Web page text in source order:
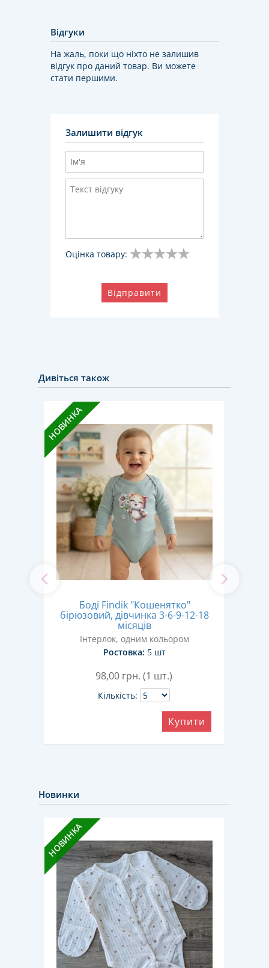
Відгуки
На жаль, поки що ніхто не залишив
відгук про даний товар. Ви можете
стати першими.
Залишити відгук
Оцінка товару:
Відправити
Дивіться також
НОВИНКА
Боді Findik "Кошенятко"
бірюзовий, дівчинка 3-6-9-12-18
місяців
Інтерлок, одним кольором
Ростовка: 5 шт
98,00 грн. (1 шт.)
Кількість:
Купити
Новинки
НОВИНКА